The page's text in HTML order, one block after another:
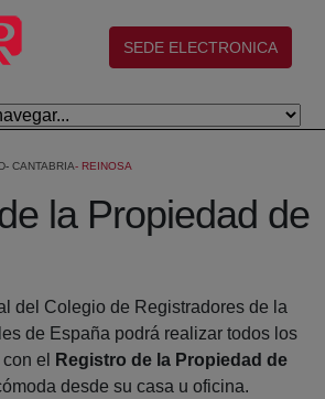
(abre en nueva ventana)
SEDE ELECTRONICA
CANTABRIA REINOSA
la Propiedad de
del Colegio de Registradores de la
de España podrá realizar todos los
el
Registro de la Propiedad de
desde su casa u oficina.